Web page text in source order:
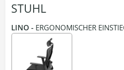
STUHL
LINO - ERGONOMISCHER